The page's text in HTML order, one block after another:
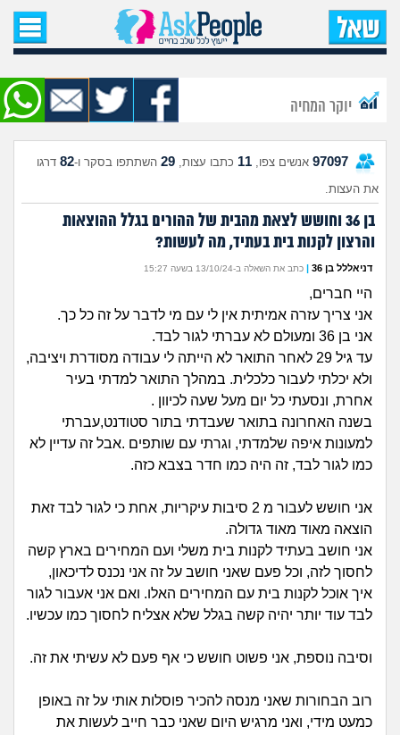
עמוד הבית
שאל שאלה
שאלות חדשות
שאלות שעוררו עניין
עצות חדשות
מה קורה כאן?
מתחם הטיפים
מדורים
זוגיות
היריון ולידה
מהבקו"ם... ועד מתי?!
לימודים וסטודנטים
חברים ואנשים
חיפוש שאלות
הרשמה | התחברות
יוקר המחיה
97097 אנשים צפו, 11 כתבו עצות, 29 השתתפו בסקר ו-82 דרגו
את העצות.
בן 36 וחושש לצאת מהבית של ההורים בגלל ההוצאות
והרצון לקנות בית בעתיד, מה לעשות?
דניאללל בן 36 | כתב את השאלה ב-13/10/24 בשעה 15:27
היי חברים,
אני צריך עזרה אמיתית אין לי עם מי לדבר על זה כל כך.
אני בן 36 ומעולם לא עברתי לגור לבד.
עד גיל 29 לאחר התואר לא הייתה לי עבודה מסודרת ויציבה,
ולא יכלתי לעבור כלכלית. במהלך התואר למדתי בעיר
אחרת, ונסעתי כל יום מעל שעה לכיוון .
בשנה האחרונה בתואר שעבדתי בתור סטודנט,עברתי
למעונות איפה שלמדתי, וגרתי עם שותפים .אבל זה עדיין לא
כמו לגור לבד, זה היה כמו חדר בצבא כזה.
אני חושש לעבור מ 2 סיבות עיקריות, אחת כי לגור לבד זאת
הוצאה מאוד מאוד גדולה.
אני חושב בעתיד לקנות בית משלי ועם המחירים בארץ קשה
לחסוך לזה, וכל פעם שאני חושב על זה אני נכנס לדיכאון,
איך אוכל לקנות בית עם המחירים האלו. ואם אני אעבור לגור
לבד עוד יותר יהיה קשה בגלל שלא אצליח לחסוך כמו עכשיו.
וסיבה נוספת, אני פשוט חושש כי אף פעם לא עשיתי את זה.
רוב הבחורות שאני מנסה להכיר פוסלות אותי על זה באופן
כמעט מידי, ואני מרגיש היום שאני כבר חייב לעשות את